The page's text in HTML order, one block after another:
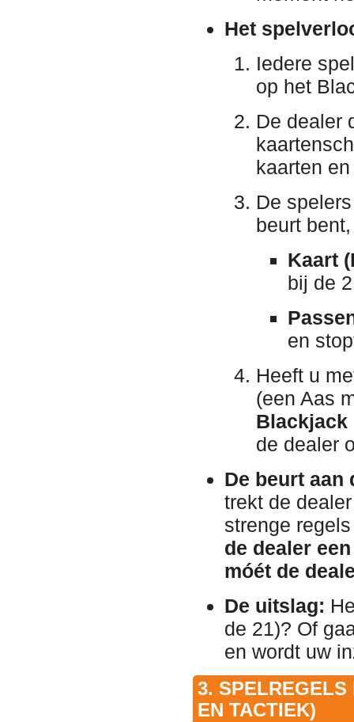
Het
Iedere
op het
De dealer
kaarten
De
beurt
Kaart
bij de
en
Heeft u
(een Aas
Blackjack
de dealer
De beurt aan
trekt de
strenge
de dealer
móét de
De uitslag:
de 21)? Of
en wordt uw
3.
EN TACTIEK)